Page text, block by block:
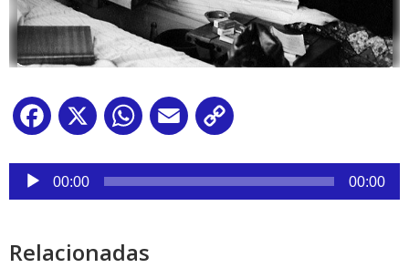
Facebook
X WhatsApp
Email
Reproductor
audio
00:00 00:00
Relacionadas